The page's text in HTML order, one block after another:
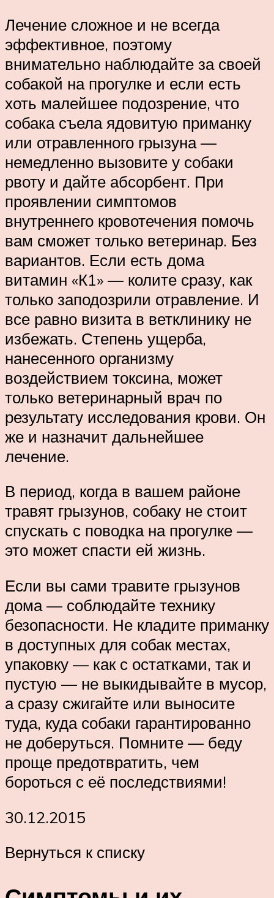
Лечение сложное и не всегда
эффективное, поэтому
внимательно наблюдайте за своей
собакой на прогулке и если есть
хоть малейшее подозрение, что
собака съела ядовитую приманку
или отравленного грызуна —
немедленно вызовите у собаки
рвоту и дайте абсорбент. При
проявлении симптомов
внутреннего кровотечения помочь
вам сможет только ветеринар. Без
вариантов. Если есть дома
витамин «К1» — колите сразу, как
только заподозрили отравление. И
все равно визита в ветклинику не
избежать. Степень ущерба,
нанесенного организму
воздействием токсина, может
только ветеринарный врач по
результату исследования крови. Он
же и назначит дальнейшее
лечение.
В период, когда в вашем районе
травят грызунов, собаку не стоит
спускать с поводка на прогулке —
это может спасти ей жизнь.
Если вы сами травите грызунов
дома — соблюдайте технику
безопасности. Не кладите приманку
в доступных для собак местах,
упаковку — как с остатками, так и
пустую — не выкидывайте в мусор,
а сразу сжигайте или выносите
туда, куда собаки гарантированно
не доберуться. Помните — беду
проще предотвратить, чем
бороться с её последствиями!
30.12.2015
Вернуться к списку